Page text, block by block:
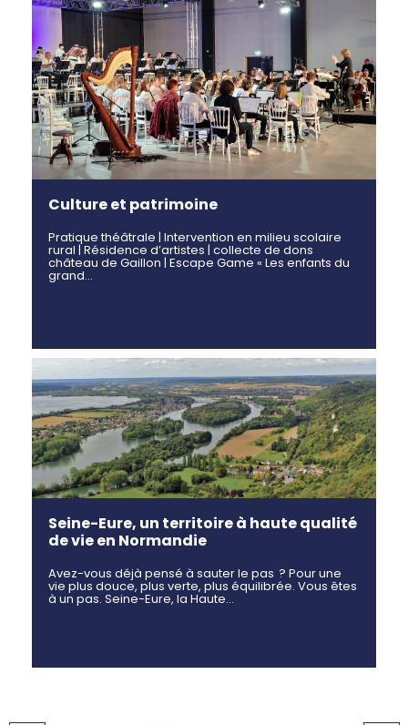
Culture et patrimoine
Pratique théâtrale | Intervention en milieu scolaire
rural | Résidence d’artistes | collecte de dons
château de Gaillon | Escape Game « Les enfants du
grand…
Seine-Eure, un territoire à haute qualité
de vie en Normandie
Avez-vous déjà pensé à sauter le pas ? Pour une
vie plus douce, plus verte, plus équilibrée. Vous êtes
à un pas. Seine-Eure, la Haute…